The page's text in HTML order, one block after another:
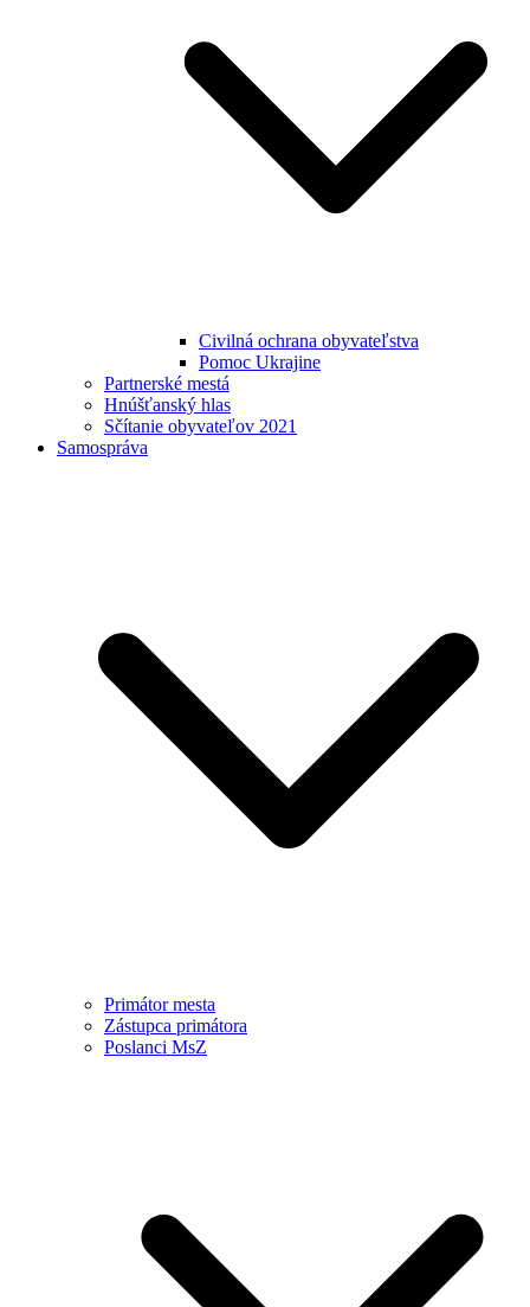
Civilná ochrana obyvateľstva
Pomoc Ukrajine
Partnerské mestá
Hnúšťanský hlas
Sčítanie obyvateľov 2021
Samospráva
Primátor mesta
Zástupca primátora
Poslanci MsZ